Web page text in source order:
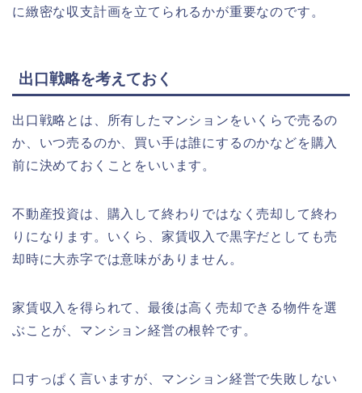
に緻密な収支計画を立てられるかが重要なのです。
出口戦略を考えておく
出口戦略とは、所有したマンションをいくらで売るの
か、いつ売るのか、買い手は誰にするのかなどを購入
前に決めておくことをいいます。
不動産投資は、購入して終わりではなく売却して終わ
りになります。いくら、家賃収入で黒字だとしても売
却時に大赤字では意味がありません。
家賃収入を得られて、最後は高く売却できる物件を選
ぶことが、マンション経営の根幹です。
口すっぱく言いますが、マンション経営で失敗しない